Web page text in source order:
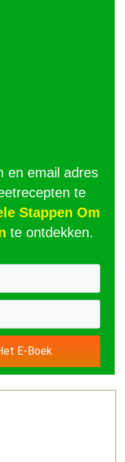
en email adres
te
Stappen Om
te ontdekken.
E-Boek